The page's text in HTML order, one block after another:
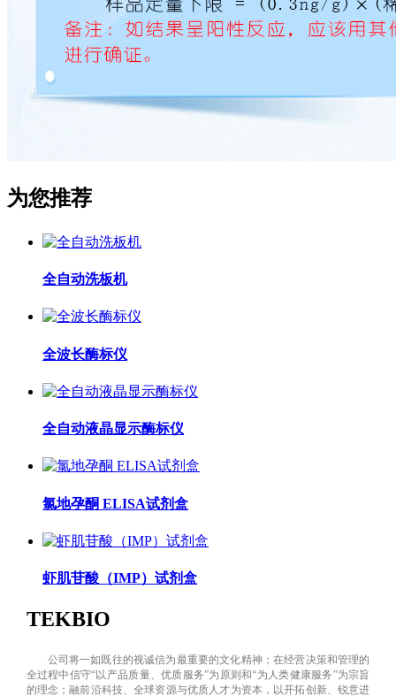
为您推荐
全自动洗板机
全波长酶标仪
全自动液晶显示酶标仪
氯地孕酮 ELISA试剂盒
虾肌苷酸（IMP）试剂盒
TEKBIO
公司将一如既往的视诚信为最重要的文化精神；在经营决策和管理的
全过程中信守“以产品质量、优质服务”为原则和“为人类健康服务”为宗旨
的理念；融前沿科技、全球资源与优质人才为资本，以开拓创新、锐意进